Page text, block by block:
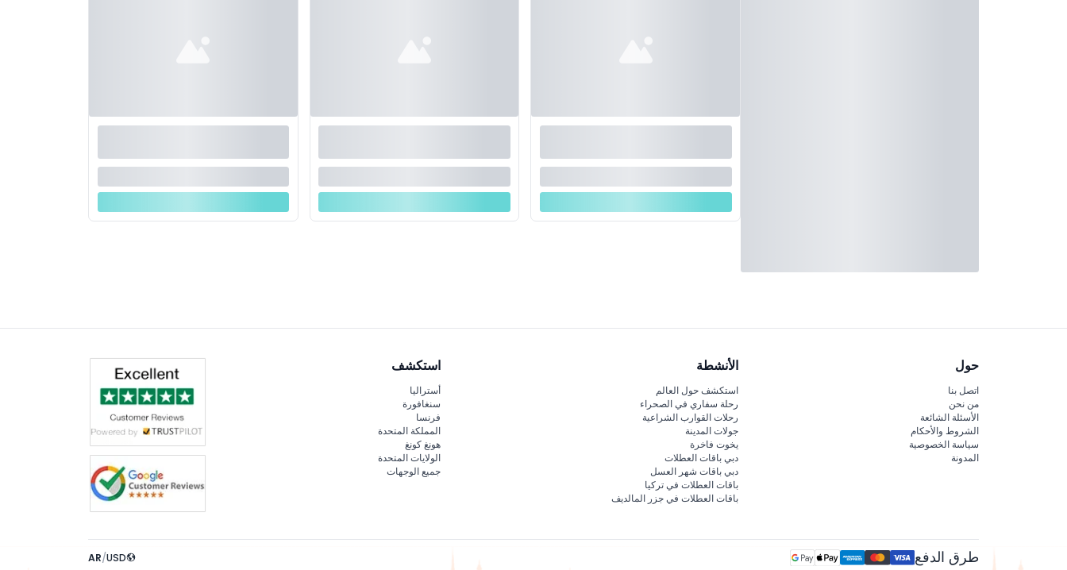
حول
اتصل بنا
من نحن
الأسئلة الشائعة
الشروط والأحكام
سياسة الخصوصية
المدونة
الأنشطة
استكشف حول العالم
رحلة سفاري في الصحراء
رحلات القوارب الشراعية
جولات المدينة
يخوت فاخرة
دبي باقات العطلات
دبي باقات شهر العسل
باقات العطلات في تركيا
باقات العطلات في جزر المالديف
استكشف
أستراليا
سنغافورة
فرنسا
المملكة المتحدة
هونغ كونغ
الولايات المتحدة
جميع الوجهات
طرق الدفع AR/USD